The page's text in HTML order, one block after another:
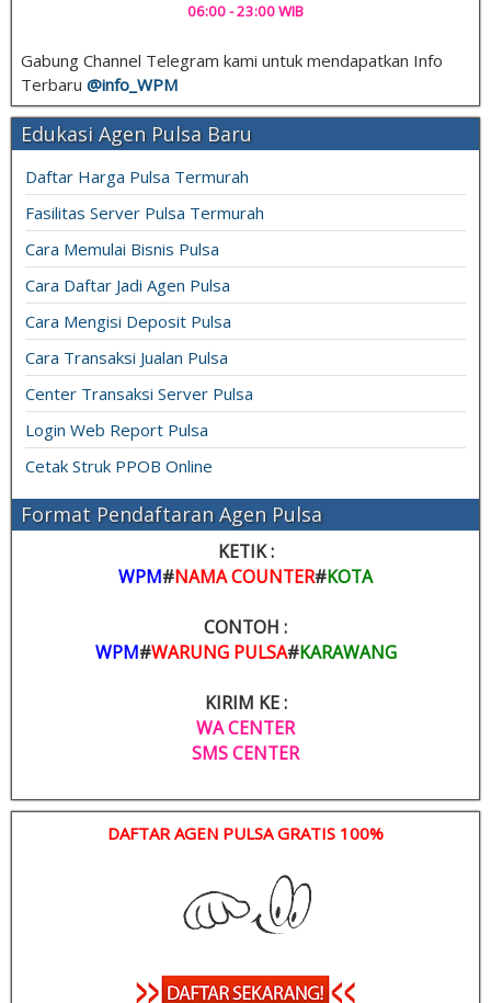
06:00 - 23:00 WIB
Gabung Channel Telegram kami untuk mendapatkan Info
Terbaru @info_ WPM
Edukasi Agen Pulsa Baru
Daftar Harga Pulsa Termurah
Fasilitas Server Pulsa Termurah
Cara Memulai Bisnis Pulsa
Cara Daftar Jadi Agen Pulsa
Cara Mengisi Deposit Pulsa
Cara Transaksi Jualan Pulsa
Center Transaksi Server Pulsa
Login Web Report Pulsa
Cetak Struk PPOB Online
Format Pendaftaran Agen Pulsa
KETIK :
WPM#NAMA COUNTER#KOTA
CONTOH :
WPM#WARUNG PULSA#KARAWANG
KIRIM KE :
WA CENTER
SMS CENTER
DAFTAR AGEN PULSA GRATIS 100%